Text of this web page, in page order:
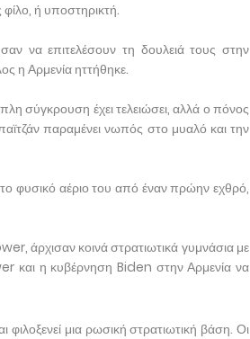
ή υποστηρικτή.
να επιτελέσουν τη δουλειά τους στην
η Αρμενία ηττήθηκε.
σύγκρουση έχει τελειώσει, αλλά ο πόνος
παραμένει νωπός στο μυαλό και την
φυσικό αέριο του από έναν πρώην εχθρό,
άρχισαν κοινά στρατιωτικά γυμνάσια με
και η κυβέρνηση Biden στην Αρμενία να
φιλοξενεί μια ρωσική στρατιωτική βάση. Οι